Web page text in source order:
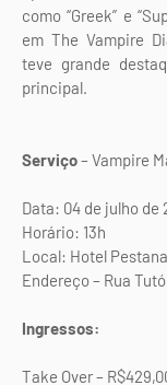
como “Greek” e
em The Vampire
teve grande
principal.
Serviço– Vampire
Data: 04 de julho de
Horário: 13h
Local: Hotel
Endereço – Rua
Ingressos:
Take Over –